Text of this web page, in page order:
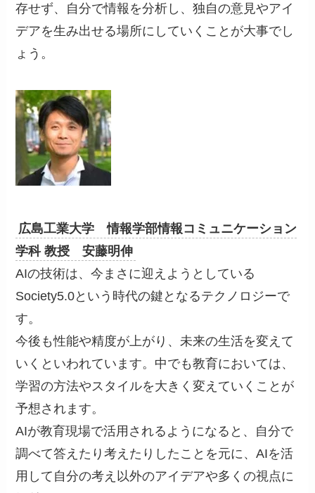
存せず、自分で情報を分析し、独自の意見やアイ
デアを生み出せる場所にしていくことが大事でし
ょう。
広島工業大学 情報学部情報コミュニケーション
学科 教授 安藤明伸
AIの技術は、今まさに迎えようとしている
Society5.0という時代の鍵となるテクノロジーで
す。
今後も性能や精度が上がり、未来の生活を変えて
いくといわれています。中でも教育においては、
学習の方法やスタイルを大きく変えていくことが
予想されます。
AIが教育現場で活用されるようになると、自分で
調べて答えたり考えたりしたことを元に、AIを活
用して自分の考え以外のアイデアや多くの視点に